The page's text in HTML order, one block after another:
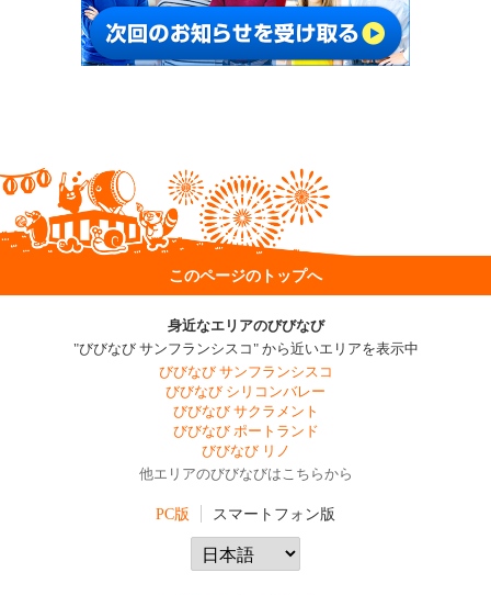
このページのトップへ
身近なエリアのびびなび
"びびなび サンフランシスコ" から近いエリアを表示中
びびなび サンフランシスコ
びびなび シリコンバレー
びびなび サクラメント
びびなび ポートランド
びびなび リノ
他エリアのびびなびはこちらから
PC版 スマートフォン版